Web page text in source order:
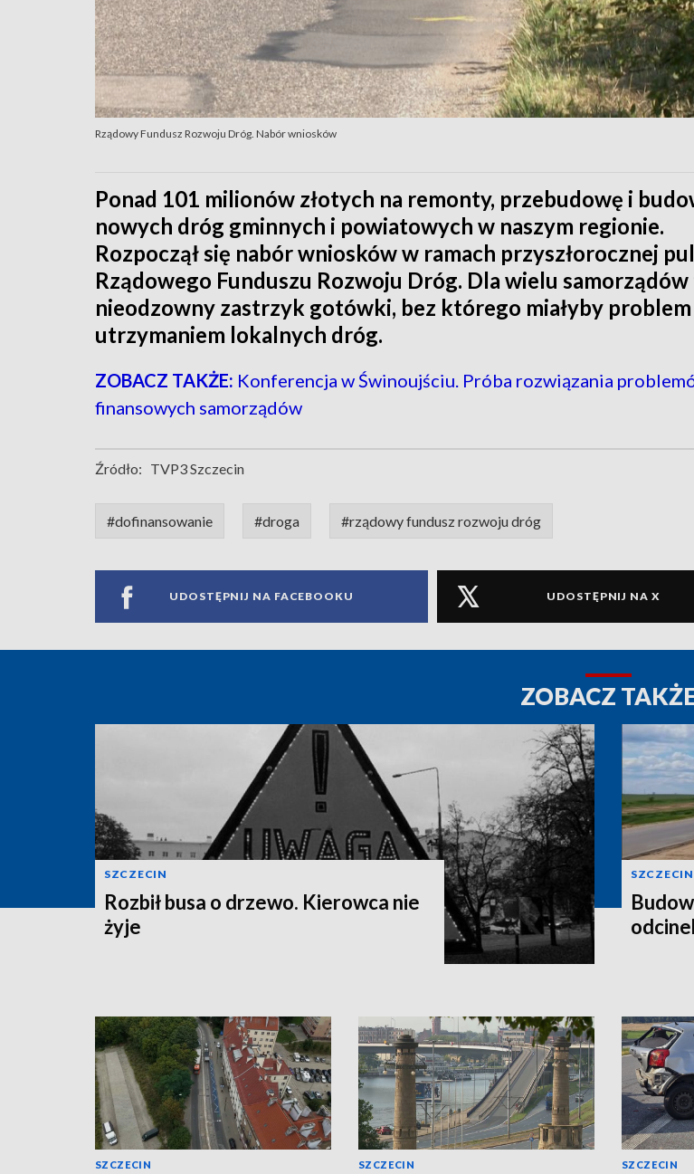
Rządowy Fundusz Rozwoju Dróg. Nabór wniosków
Ponad 101 milionów złotych na remonty, przebudowę i
nowych dróg gminnych i powiatowych w naszym regionie.
Rozpoczął się nabór wniosków w ramach przyszłorocznej
Rządowego Funduszu Rozwoju Dróg. Dla wielu
nieodzowny zastrzyk gotówki, bez którego miałyby problem
utrzymaniem lokalnych dróg.
ZOBACZ TAKŻE: Konferencja w Świnoujściu. Próba rozwiązania
finansowych samorządów
Źródło: TVP3 Szczecin
#dofinansowanie #droga #rządowy fundusz rozwoju dróg
UDOSTĘPNIJ NA FACEBOOKU UDOSTĘPNIJ NA X
ZOBACZ
SZCZECIN
Rozbił busa o drzewo. Kierowca nie
żyje
SZCZECIN
SZCZECIN SZCZECIN SZCZECIN